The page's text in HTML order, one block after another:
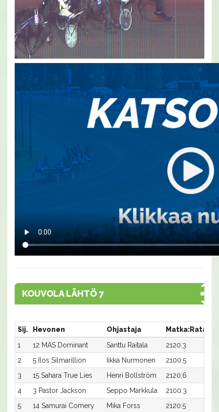
KOUVOLA LÄHTÖ 7
Sij. Hevonen Ohjastaja Matka:Rata
1
12 MAS Dominant Santtu Raitala 2120:3
2
5 Ilos Silmarillion Iikka Nurmonen 2100:5
3
15 Sahara True Lies Henri Bollström 2120:6
4
3 Pastor Jackson Seppo Markkula 2100:3
5
14 Samurai Comery Mika Forss 2120:5